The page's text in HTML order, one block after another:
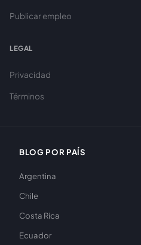
Publicar empleo
LEGAL
Privacidad
Términos
BLOG POR PAÍS
Argentina
Chile
Costa Rica
Ecuador